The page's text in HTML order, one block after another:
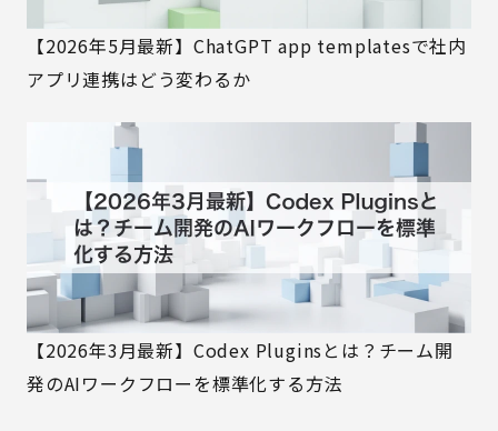
【2026年5月最新】ChatGPT app templatesで社内
アプリ連携はどう変わるか
【2026年3月最新】Codex Pluginsとは？チーム開
発のAIワークフローを標準化する方法